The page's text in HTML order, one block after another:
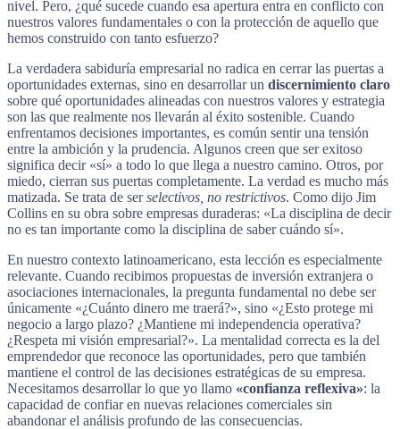
nivel. Pero, ¿qué sucede cuando esa apertura entra en conflicto con
nuestros valores fundamentales o con la protección de aquello que
hemos construido con tanto esfuerzo?
La verdadera sabiduría empresarial no radica en cerrar las puertas a
oportunidades externas, sino en desarrollar un discernimiento claro
sobre qué oportunidades alineadas con nuestros valores y estrategia
son las que realmente nos llevarán al éxito sostenible. Cuando
enfrentamos decisiones importantes, es común sentir una tensión
entre la ambición y la prudencia. Algunos creen que ser exitoso
significa decir «sí» a todo lo que llega a nuestro camino. Otros, por
miedo, cierran sus puertas completamente. La verdad es mucho más
matizada. Se trata de serselectivos, no restrictivos. Como dijo Jim
Collins en su obra sobre empresas duraderas: «La disciplina de decir
no es tan importante como la disciplina de saber cuándo sí».
En nuestro contexto latinoamericano, esta lección es especialmente
relevante. Cuando recibimos propuestas de inversión extranjera o
asociaciones internacionales, la pregunta fundamental no debe ser
únicamente «¿Cuánto dinero me traerá?», sino «¿Esto protege mi
negocio a largo plazo? ¿Mantiene mi independencia operativa?
¿Respeta mi visión empresarial?». La mentalidad correcta es la del
emprendedor que reconoce las oportunidades, pero que también
mantiene el control de las decisiones estratégicas de su empresa.
Necesitamos desarrollar lo que yo llamo «confianza reflexiva»: la
capacidad de confiar en nuevas relaciones comerciales sin
abandonar el análisis profundo de las consecuencias.